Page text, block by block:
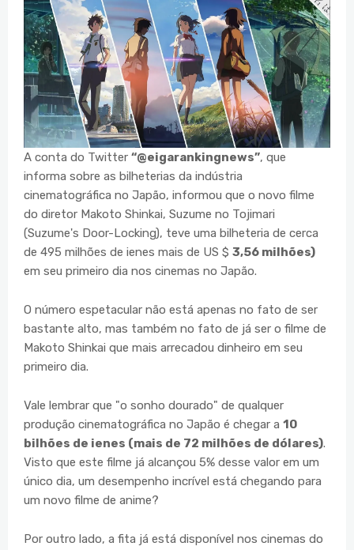
A conta do Twitter “@eigarankingnews”, que
informa sobre as bilheterias da indústria
cinematográfica no Japão, informou que o novo filme
do diretor Makoto Shinkai, Suzume no Tojimari
(Suzume's Door-Locking), teve uma bilheteria de cerca
de 495 milhões de ienes mais de US $ 3,56 milhões)
em seu primeiro dia nos cinemas no Japão.
O número espetacular não está apenas no fato de ser
bastante alto, mas também no fato de já ser o filme de
Makoto Shinkai que mais arrecadou dinheiro em seu
primeiro dia.
Vale lembrar que "o sonho dourado" de qualquer
produção cinematográfica no Japão é chegar a 10
bilhões de ienes (mais de 72 milhões de dólares).
Visto que este filme já alcançou 5% desse valor em um
único dia, um desempenho incrível está chegando para
um novo filme de anime?
Por outro lado, a fita já está disponível nos cinemas do